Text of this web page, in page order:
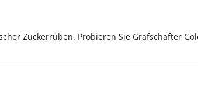
Zuckerrüben. Probieren Sie Grafschafter